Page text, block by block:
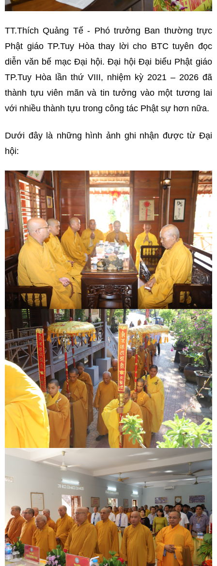
TT.Thích Quảng Tế - Phó trưởng Ban thường trực
Phật giáo TP.Tuy Hòa thay lời cho BTC tuyên đọc
diễn văn bế mạc Đại hội. Đại hội Đại biểu Phật giáo
TP.Tuy Hòa lần thứ VIII, nhiệm kỳ 2021 – 2026 đã
thành tựu viên mãn và tin tưởng vào một tương lai
với nhiều thành tựu trong công tác Phật sự hơn nữa.
Dưới đây là những hình ảnh ghi nhận được từ Đại
hội: